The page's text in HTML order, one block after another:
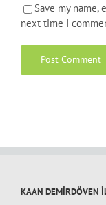
Save my
next time I
KAAN DEMİRDÖVEN